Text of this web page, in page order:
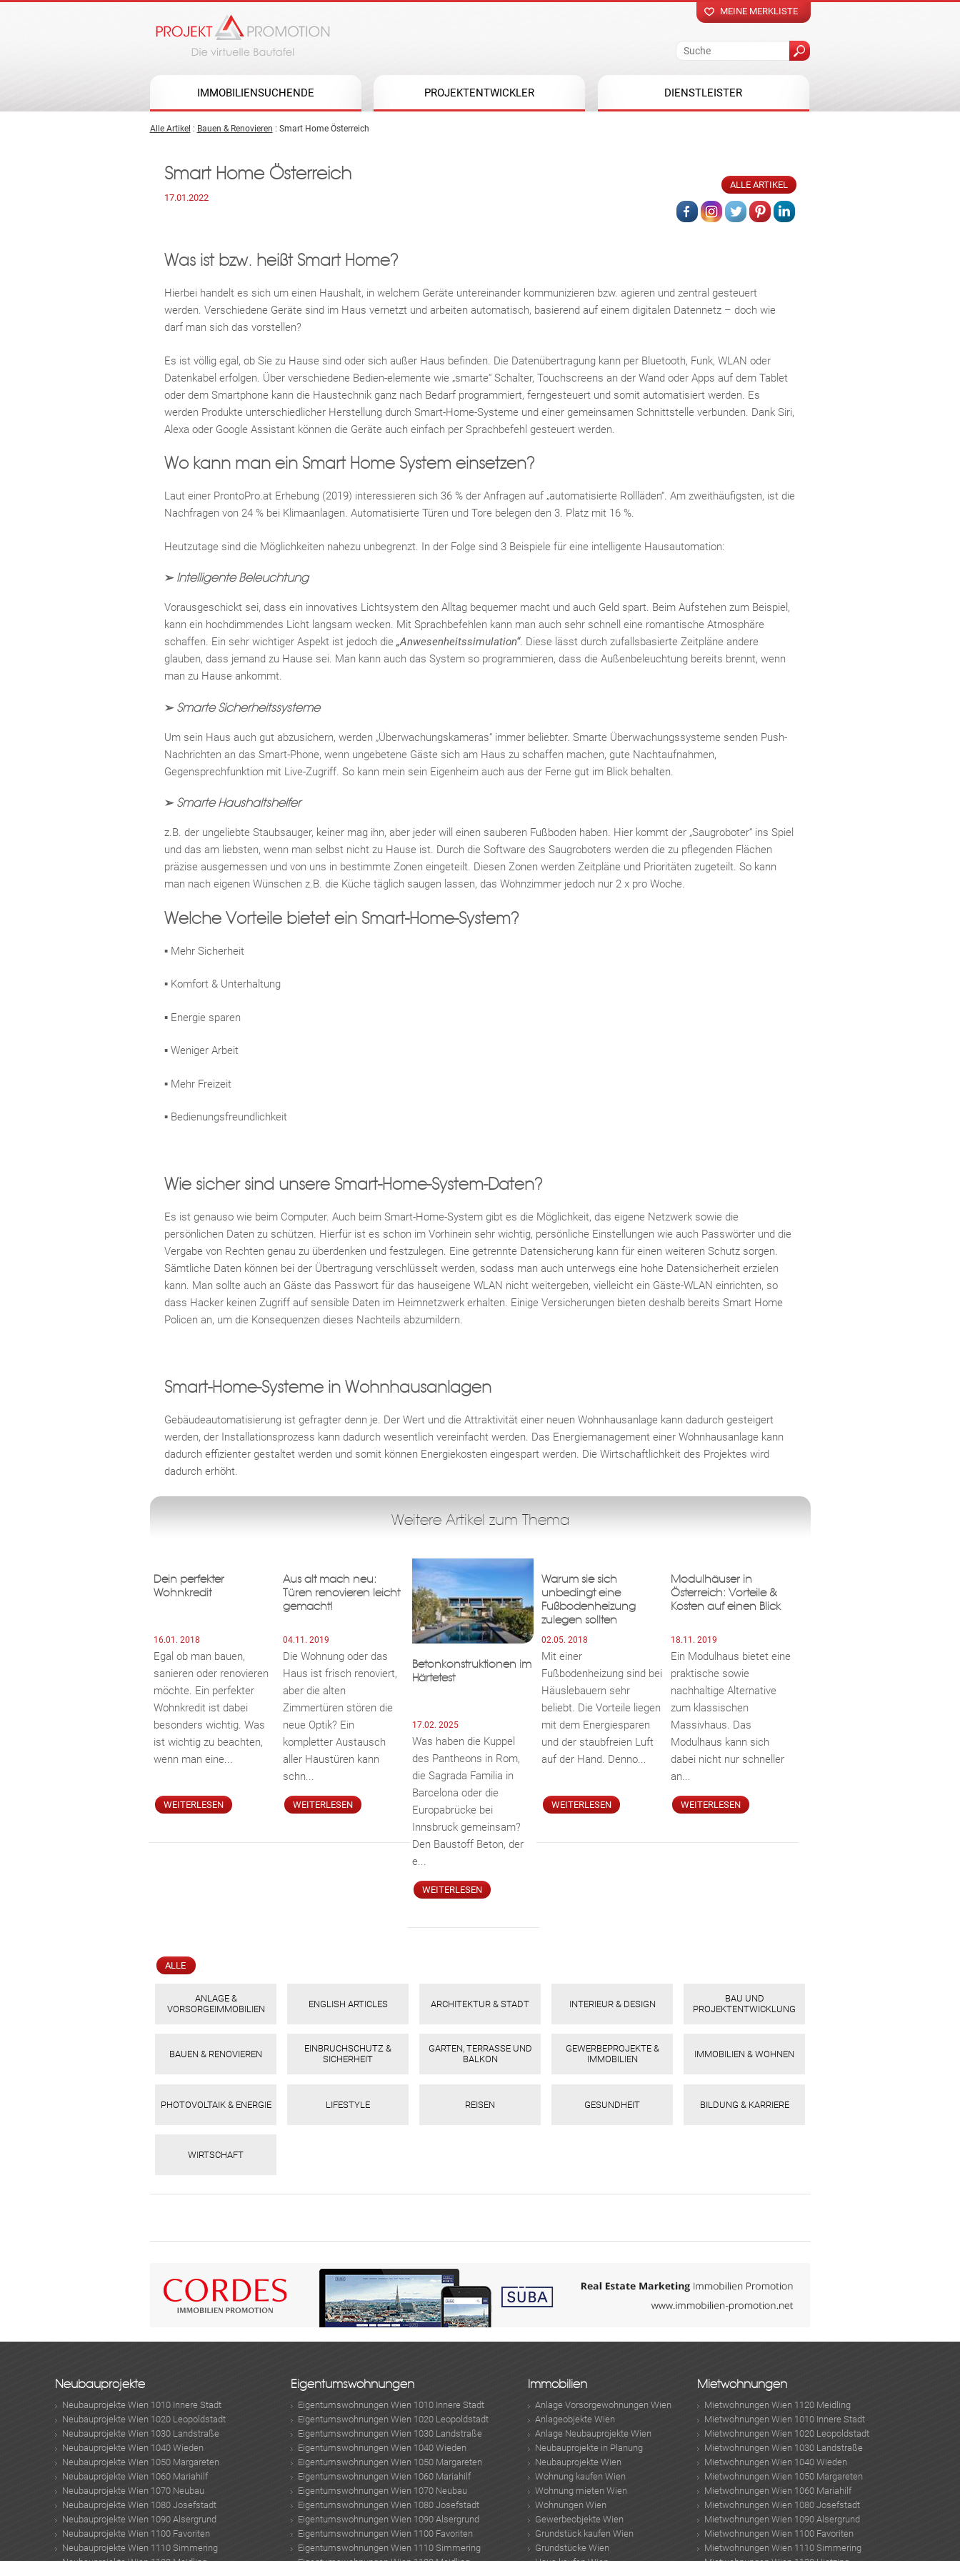
MEINE MERKLISTE
IMMOBILIENSUCHENDE PROJEKTENTWICKLER DIENSTLEISTER
Alle Artikel : Bauen & Renovieren : Smart Home Österreich
Smart Home Österreich
17.01.2022
ALLE ARTIKEL
Was ist bzw. heißt Smart Home?
Hierbei handelt es sich um einen Haushalt, in welchem Geräte untereinander kommunizieren bzw. agieren und zentral gesteuert
werden. Verschiedene Geräte sind im Haus vernetzt und arbeiten automatisch, basierend auf einem digitalen Datennetz – doch wie
darf man sich das vorstellen?
Es ist völlig egal, ob Sie zu Hause sind oder sich außer Haus befinden. Die Datenübertragung kann per Bluetooth, Funk, WLAN oder
Datenkabel erfolgen. Über verschiedene Bedien-elemente wie „smarte“ Schalter, Touchscreens an der Wand oder Apps auf dem Tablet
oder dem Smartphone kann die Haustechnik ganz nach Bedarf programmiert, ferngesteuert und somit automatisiert werden. Es
werden Produkte unterschiedlicher Herstellung durch Smart-Home-Systeme und einer gemeinsamen Schnittstelle verbunden. Dank Siri,
Alexa oder Google Assistant können die Geräte auch einfach per Sprachbefehl gesteuert werden.
Wo kann man ein Smart Home System einsetzen?
Laut einer ProntoPro.at Erhebung (2019) interessieren sich 36 % der Anfragen auf „automatisierte Rollläden“. Am zweithäufigsten, ist die
Nachfragen von 24 % bei Klimaanlagen. Automatisierte Türen und Tore belegen den 3. Platz mit 16 %.
Heutzutage sind die Möglichkeiten nahezu unbegrenzt. In der Folge sind 3 Beispiele für eine intelligente Hausautomation:
➢Intelligente Beleuchtung
Vorausgeschickt sei, dass ein innovatives Lichtsystem den Alltag bequemer macht und auch Geld spart. Beim Aufstehen zum Beispiel,
kann ein hochdimmendes Licht langsam wecken. Mit Sprachbefehlen kann man auch sehr schnell eine romantische Atmosphäre
schaffen. Ein sehr wichtiger Aspekt ist jedoch die „Anwesenheitssimulation“. Diese lässt durch zufallsbasierte Zeitpläne andere
glauben, dass jemand zu Hause sei. Man kann auch das System so programmieren, dass die Außenbeleuchtung bereits brennt, wenn
man zu Hause ankommt.
➢ Smarte Sicherheitssysteme
Um sein Haus auch gut abzusichern, werden „Überwachungskameras“ immer beliebter. Smarte Überwachungssysteme senden Push-
Nachrichten an das Smart-Phone, wenn ungebetene Gäste sich am Haus zu schaffen machen, gute Nachtaufnahmen,
Gegensprechfunktion mit Live-Zugriff. So kann mein sein Eigenheim auch aus der Ferne gut im Blick behalten.
➢ Smarte Haushaltshelfer
z.B. der ungeliebte Staubsauger, keiner mag ihn, aber jeder will einen sauberen Fußboden haben. Hier kommt der „Saugroboter“ ins Spiel
und das am liebsten, wenn man selbst nicht zu Hause ist. Durch die Software des Saugroboters werden die zu pflegenden Flächen
präzise ausgemessen und von uns in bestimmte Zonen eingeteilt. Diesen Zonen werden Zeitpläne und Prioritäten zugeteilt. So kann
man nach eigenen Wünschen z.B. die Küche täglich saugen lassen, das Wohnzimmer jedoch nur 2 x pro Woche.
Welche Vorteile bietet ein Smart-Home-System?
▪ Mehr Sicherheit
▪ Komfort & Unterhaltung
▪ Energie sparen
▪ Weniger Arbeit
▪ Mehr Freizeit
▪ Bedienungsfreundlichkeit
Wie sicher sind unsere Smart-Home-System-Daten?
Es ist genauso wie beim Computer. Auch beim Smart-Home-System gibt es die Möglichkeit, das eigene Netzwerk sowie die
persönlichen Daten zu schützen. Hierfür ist es schon im Vorhinein sehr wichtig, persönliche Einstellungen wie auch Passwörter und die
Vergabe von Rechten genau zu überdenken und festzulegen. Eine getrennte Datensicherung kann für einen weiteren Schutz sorgen.
Sämtliche Daten können bei der Übertragung verschlüsselt werden, sodass man auch unterwegs eine hohe Datensicherheit erzielen
kann. Man sollte auch an Gäste das Passwort für das hauseigene WLAN nicht weitergeben, vielleicht ein Gäste-WLAN einrichten, so
dass Hacker keinen Zugriff auf sensible Daten im Heimnetzwerk erhalten. Einige Versicherungen bieten deshalb bereits Smart Home
Policen an, um die Konsequenzen dieses Nachteils abzumildern.
Smart-Home-Systeme in Wohnhausanlagen
Gebäudeautomatisierung ist gefragter denn je. Der Wert und die Attraktivität einer neuen Wohnhausanlage kann dadurch gesteigert
werden, der Installationsprozess kann dadurch wesentlich vereinfacht werden. Das Energiemanagement einer Wohnhausanlage kann
dadurch effizienter gestaltet werden und somit können Energiekosten eingespart werden. Die Wirtschaftlichkeit des Projektes wird
dadurch erhöht.
Weitere Artikel zum Thema
Dein perfekter
Wohnkredit
16.01. 2018
Egal ob man bauen,
sanieren oder renovieren
möchte. Ein perfekter
Wohnkredit ist dabei
besonders wichtig. Was
ist wichtig zu beachten,
wenn man eine...
WEITERLESEN
Aus alt mach neu:
Türen renovieren leicht
gemacht!
04.11. 2019
Die Wohnung oder das
Haus ist frisch renoviert,
aber die alten
Zimmertüren stören die
neue Optik? Ein
kompletter Austausch
aller Haustüren kann
schn...
WEITERLESEN
Betonkonstruktionen im
Härtetest
17.02. 2025
Was haben die Kuppel
des Pantheons in Rom,
die Sagrada Familia in
Barcelona oder die
Europabrücke bei
Innsbruck gemeinsam?
Den Baustoff Beton, der
e...
WEITERLESEN
Warum sie sich
unbedingt eine
Fußbodenheizung
zulegen sollten
02.05. 2018
Mit einer
Fußbodenheizung sind bei
Häuslebauern sehr
beliebt. Die Vorteile liegen
mit dem Energiesparen
und der staubfreien Luft
auf der Hand. Denno...
WEITERLESEN
Modulhäuser in
Österreich: Vorteile &
Kosten auf einen Blick
18.11. 2019
Ein Modulhaus bietet eine
praktische sowie
nachhaltige Alternative
zum klassischen
Massivhaus. Das
Modulhaus kann sich
dabei nicht nur schneller
an...
WEITERLESEN
ALLE
ANLAGE &
VORSORGEIMMOBILIEN
ENGLISH ARTICLES ARCHITEKTUR & STADT INTERIEUR & DESIGN
BAU UND
PROJEKTENTWICKLUNG
BAUEN & RENOVIEREN
EINBRUCHSCHUTZ &
SICHERHEIT
GARTEN, TERRASSE UND
BALKON
GEWERBEPROJEKTE &
IMMOBILIEN
IMMOBILIEN & WOHNEN
PHOTOVOLTAIK & ENERGIE LIFESTYLE REISEN GESUNDHEIT BILDUNG & KARRIERE
WIRTSCHAFT
Neubauprojekte
Neubauprojekte Wien 1010 Innere Stadt
Neubauprojekte Wien 1020 Leopoldstadt
Neubauprojekte Wien 1030 Landstraße
Neubauprojekte Wien 1040 Wieden
Neubauprojekte Wien 1050 Margareten
Neubauprojekte Wien 1060 Mariahilf
Neubauprojekte Wien 1070 Neubau
Neubauprojekte Wien 1080 Josefstadt
Neubauprojekte Wien 1090 Alsergrund
Neubauprojekte Wien 1100 Favoriten
Neubauprojekte Wien 1110 Simmering
Eigentumswohnungen
Eigentumswohnungen Wien 1010 Innere Stadt
Eigentumswohnungen Wien 1020 Leopoldstadt
Eigentumswohnungen Wien 1030 Landstraße
Eigentumswohnungen Wien 1040 Wieden
Eigentumswohnungen Wien 1050 Margareten
Eigentumswohnungen Wien 1060 Mariahilf
Eigentumswohnungen Wien 1070 Neubau
Eigentumswohnungen Wien 1080 Josefstadt
Eigentumswohnungen Wien 1090 Alsergrund
Eigentumswohnungen Wien 1100 Favoriten
Eigentumswohnungen Wien 1110 Simmering
Immobilien
Anlage Vorsorgewohnungen Wien
Anlageobjekte Wien
Anlage Neubauprojekte Wien
Neubauprojekte in Planung
Neubauprojekte Wien
Wohnung kaufen Wien
Wohnung mieten Wien
Wohnungen Wien
Gewerbeobjekte Wien
Grundstück kaufen Wien
Grundstücke Wien
Mietwohnungen
Mietwohnungen Wien 1120 Meidling
Mietwohnungen Wien 1010 Innere Stadt
Mietwohnungen Wien 1020 Leopoldstadt
Mietwohnungen Wien 1030 Landstraße
Mietwohnungen Wien 1040 Wieden
Mietwohnungen Wien 1050 Margareten
Mietwohnungen Wien 1060 Mariahilf
Mietwohnungen Wien 1080 Josefstadt
Mietwohnungen Wien 1090 Alsergrund
Mietwohnungen Wien 1100 Favoriten
Mietwohnungen Wien 1110 Simmering